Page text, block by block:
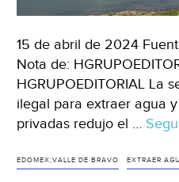
15 de abril de 2024
Nota de:
HGRUPOEDITORIAL La
ilegal para extraer agua
privadas redujo el …
EDOMEX;VALLE DE BRAVO EXTRAER